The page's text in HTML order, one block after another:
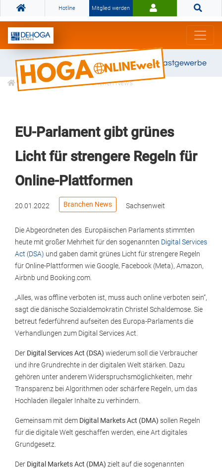
Hotline Mitglied werden
Gemeinsam stark für das Gastgewerbe
Informationen Branchen News
EU-Parlament gibt grünes
Licht für strengere Regeln für
Online-Plattformen
20.01.2022 Branchen News Sachsenweit
Die Abgeordneten des Europäischen Parlaments stimmten
heute mit großer Mehrheit für den sogenannten Digital Services
Act (DSA) und gaben damit grünes Licht für strengere Regeln
für Online-Plattformen wie Google, Facebook (Meta), Amazon,
Airbnb und Booking.com.
„Alles, was offline verboten ist, muss auch online verboten sein“,
sagt die dänische Sozialdemokratin Christel Schaldemose. Sie
betreut federführend aufseiten des Europa-Parlaments die
Verhandlungen zum Digital Services Act.
Der Digital Services Act (DSA) wiederum soll die Verbraucher
und ihre Grundrechte in der digitalen Welt stärken. Dazu
gehören unter anderem Widerspruchsmöglichkeiten, mehr
Transparenz bei Algorithmen oder schärfere Regeln, um das
Hochladen illegaler Inhalte zu verhindern.
Gemeinsam mit dem Digital Markets Act (DMA) sollen Regeln
für die digitale Welt geschaffen werden, eine Art digitales
Grundgesetz.
Der Digital Markets Act (DMA) zielt auf die sogenannten